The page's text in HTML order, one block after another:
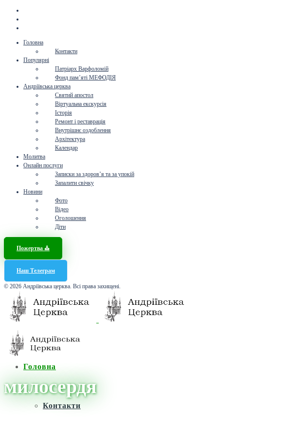
Головна
Контакти
Популярні
Патріарх Варфоломій
Фонд пам’яті МЕФОДІЯ
Андріївська церква
Святий апостол
Віртуальна екскурсія
Історія
Ремонт і реставрація
Внутрішнє оздоблення
Архітектура
Календар
Молитва
Онлайн послуги
Записки за здоров’я та за упокій
Запалити свічку
Новини
Фото
Відео
Оголошення
Діти
Пожертва ⛪️
Наш Телеграм
© 2026 Андріївська церква. Всі права захищені.
Головна
Контакти
милосердя